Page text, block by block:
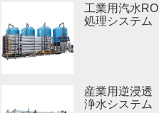
工業用汽水RO
処理システム
産業用逆浸透
浄水システム